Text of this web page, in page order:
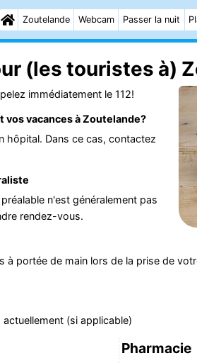
Zoutelande Webcam Passer la nuit
(les touristes à)
immédiatement le 112!
vacances à Zoutelande?
hôpital. Dans ce cas, contactez
n'est généralement pas
rendez-vous.
portée de main lors de la prise de
(si applicable)
Pharmacie